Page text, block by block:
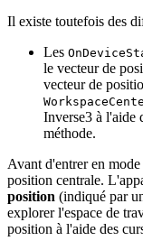
Il existe toutefois des
Les
le vecteur de
vecteur de
Inverse3 à l'aide
méthode.
Avant d'entrer en
position centrale.
position (indiqué par
explorer l'espace de
position à l'aide des